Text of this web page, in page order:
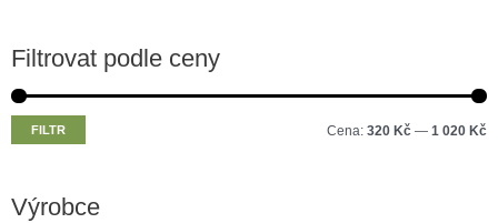
Filtrovat podle ceny
MM
FILTR Cena: 320 Kč — 1 020 Kč
Výrobce